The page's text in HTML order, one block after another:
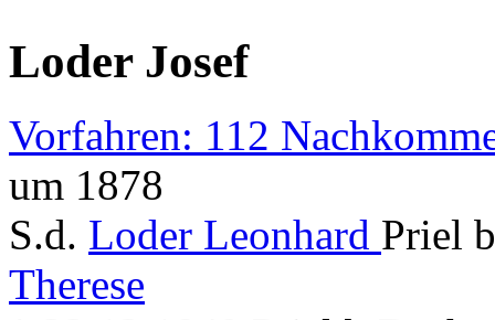
Loder Josef
Vorfahren: 112
um 1878
S.d. Loder Leonhard Priel
Therese